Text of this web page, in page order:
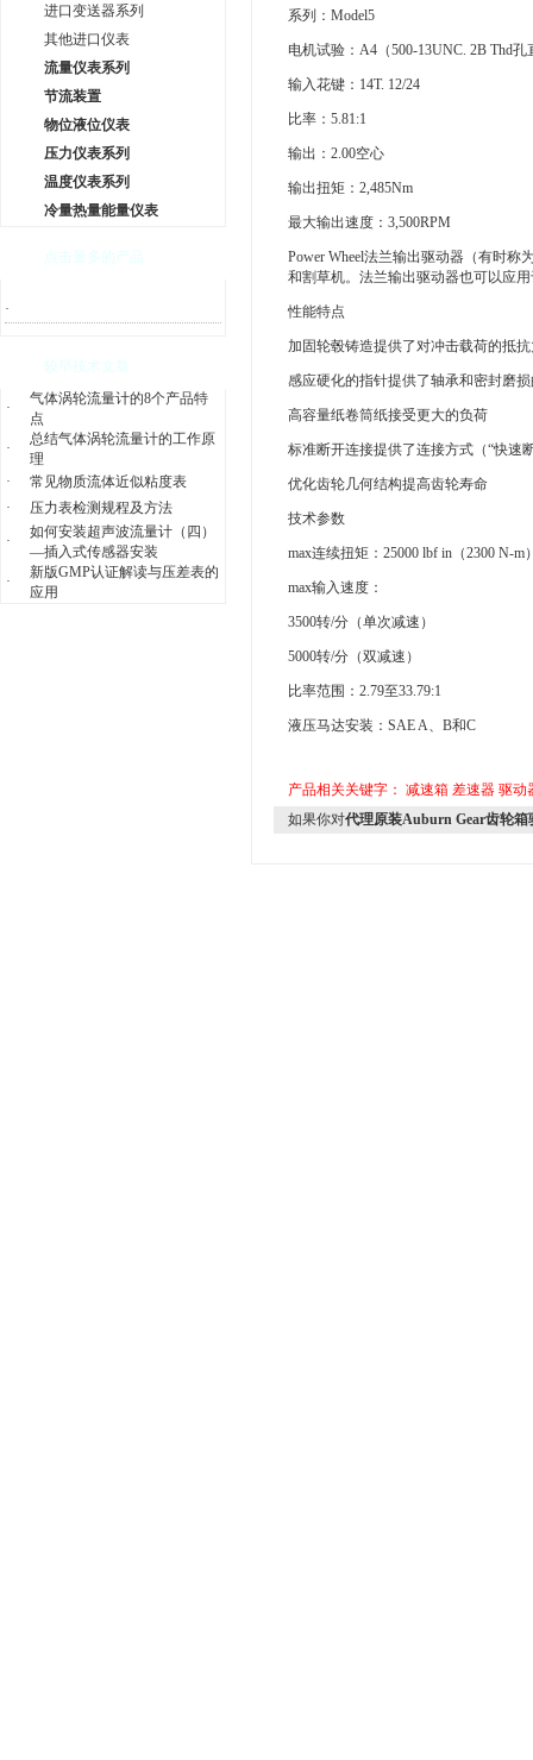
进口变送器系列
其他进口仪表
流量仪表系列
节流装置
物位液位仪表
压力仪表系列
温度仪表系列
冷量热量能量仪表
点击量多的产品
·
较早技术文章
·
气体涡轮流量计的8个产品特
点
·
总结气体涡轮流量计的工作原
理
·
常见物质流体近似粘度表
·
压力表检测规程及方法
·
如何安装超声波流量计（四）
—插入式传感器安装
·
新版GMP认证解读与压差表的
应用
系列：Model5
电机试验：A4（500-13UNC. 2B Thd孔
输入花键：14T. 12/24
比率：5.81:1
输出：2.00空心
输出扭矩：2,485Nm
最大输出速度：3,500RPM
Power Wheel法兰输出驱动器（有时
和割草机。法兰输出驱动器也可以应
性能特点
加固轮毂铸造提供了对冲击载荷的抵
感应硬化的指针提供了轴承和密封磨
高容量纸卷筒纸接受更大的负荷
标准断开连接提供了连接方式（“快速
优化齿轮几何结构提高齿轮寿命
技术参数
max连续扭矩：25000 lbf in（2300 N-m
max输入速度：
3500转/分（单次减速）
5000转/分（双减速）
比率范围：2.79至33.79:1
液压马达安装：SAE A、B和C
产品相关关键字： 减速箱 差速器 驱动
如果你对代理原装Auburn Gear齿轮箱